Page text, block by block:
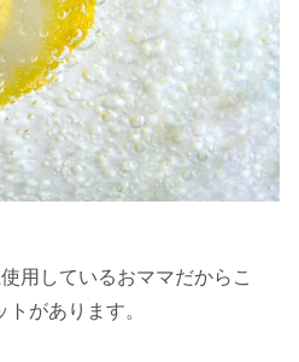
用しているおママだからこ
があります。